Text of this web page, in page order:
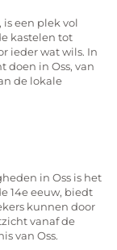
een plek vol
kastelen tot
ieder wat wils. In
doen in Oss, van
de lokale
in Oss is het
14e eeuw, biedt
kunnen door
vanaf de
van Oss.